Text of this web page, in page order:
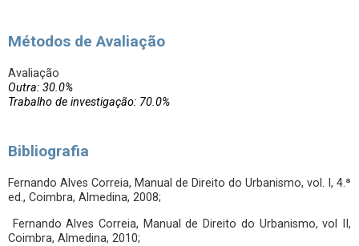
Métodos de Avaliação
Avaliação
Outra: 30.0%
Trabalho de investigação: 70.0%
Bibliografia
Fernando Alves Correia, Manual de Direito do Urbanismo, vol. I, 4.ª
ed., Coimbra, Almedina, 2008;
Fernando Alves Correia, Manual de Direito do Urbanismo, vol II,
Coimbra, Almedina, 2010;